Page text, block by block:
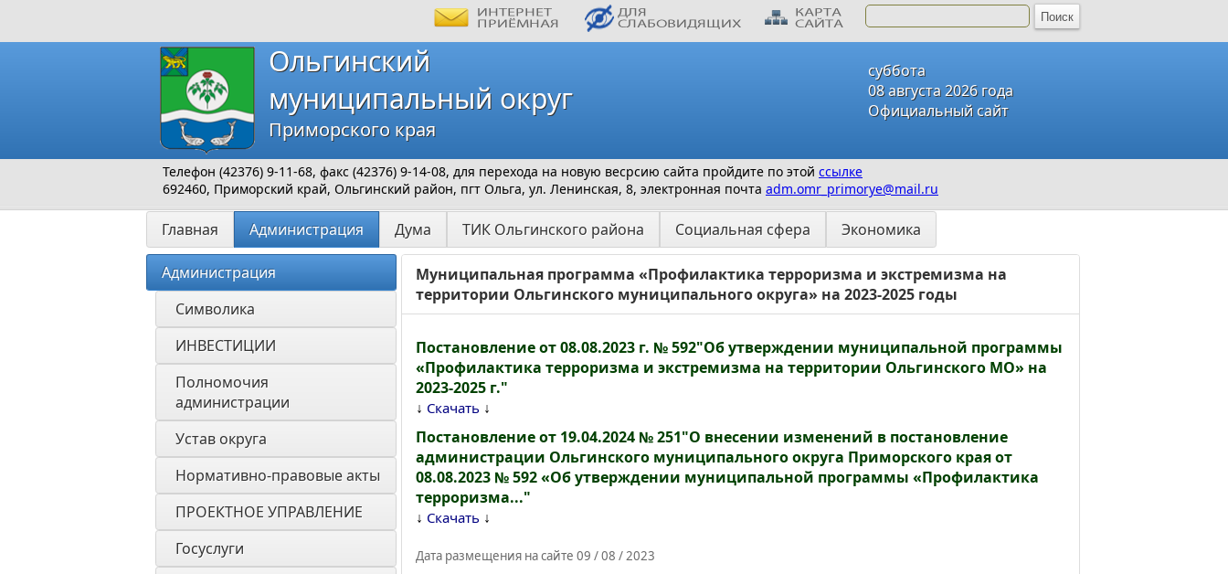
суббота
08 августа 2026 года
Официальный сайт
Ольгинский
муниципальный округ
Приморского края
Телефон (42376) 9-11-68, факс (42376) 9-14-08, для перехода на новую весрсию сайта пройдите по этой ссылке
692460, Приморский край, Ольгинский район, пгт Ольга, ул. Ленинская, 8, электронная почта adm.omr_primorye@mail.ru
Главная Администрация Дума ТИК Ольгинского района Социальная сфера Экономика
Администрация
Символика
ИНВЕСТИЦИИ
Полномочия
администрации
Устав округа
Нормативно-правовые акты
ПРОЕКТНОЕ УПРАВЛЕНИЕ
Госуслуги
Муниципальная программа «Профилактика терроризма и экстремизма на
территории Ольгинского муниципального округа» на 2023-2025 годы
Постановление от 08.08.2023 г. № 592"Об утверждении муниципальной программы
«Профилактика терроризма и экстремизма на территории Ольгинского МО» на
2023-2025 г."
↓ Скачать ↓
Постановление от 19.04.2024 № 251"О внесении изменений в постановление
администрации Ольгинского муниципального округа Приморского края от
08.08.2023 № 592 «Об утверждении муниципальной программы «Профилактика
терроризма..."
↓ Скачать ↓
Дата размещения на сайте 09 / 08 / 2023